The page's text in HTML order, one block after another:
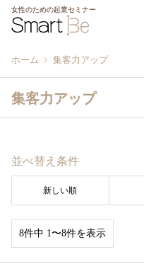
女性のための起業セミナー
ホーム 集客力アップ
集客力アップ
並べ替え条件
新しい順
8件中 1〜8件を表示